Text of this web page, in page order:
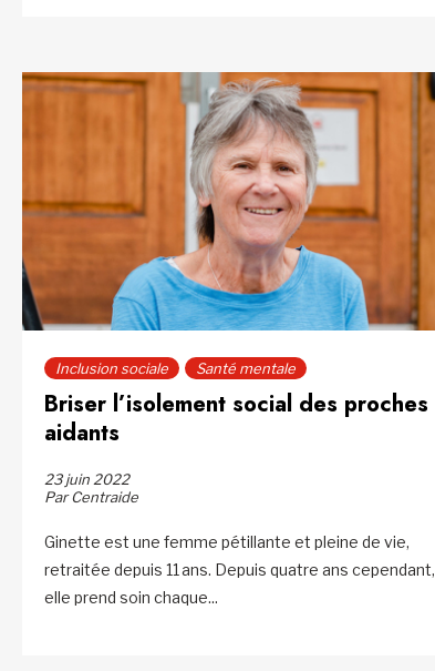
Inclusion sociale Santé mentale
Briser l’isolement social des proches
aidants
23 juin 2022
Par Centraide
Ginette est une femme pétillante et pleine de vie,
retraitée depuis 11 ans. Depuis quatre ans cependant,
elle prend soin chaque...